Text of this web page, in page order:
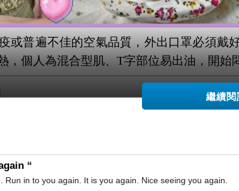
或普遍不佳的空氣品質，外出口罩必須
，個人為混合型肌、 T字部位易出油，開始
HINOKI COSMEDICS皙透肌胺
繼續閱
“
in to you again. It is you again. Nice seeing you again.